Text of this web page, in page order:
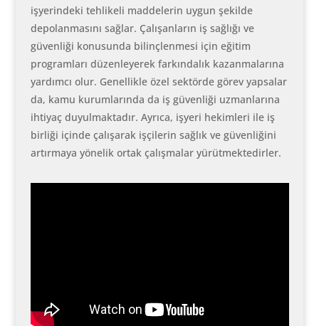
işyerindeki tehlikeli maddelerin uygun şekilde
depolanmasını sağlar. Çalışanların iş sağlığı ve
güvenliği konusunda bilinçlenmesi için eğitim
programları düzenleyerek farkındalık kazanmalarına
yardımcı olur. Genellikle özel sektörde görev yapsalar
da, kamu kurumlarında da iş güvenliği uzmanlarına
ihtiyaç duyulmaktadır. Ayrıca, işyeri hekimleri ile iş
birliği içinde çalışarak işçilerin sağlık ve güvenliğini
artırmaya yönelik ortak çalışmalar yürütmektedirler.